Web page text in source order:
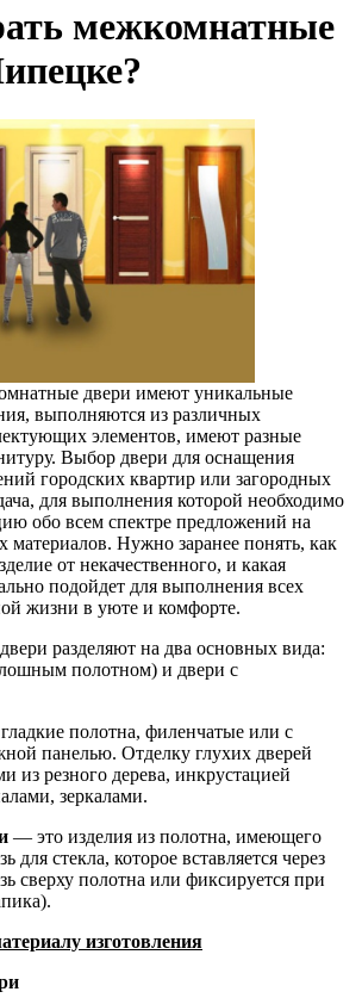
межкомнатные
двери имеют уникальные
выполняются из различных
элементов, имеют разные
Выбор двери для оснащения
городских квартир или загородных
для выполнения которой необходимо
обо всем спектре предложений на
материалов. Нужно заранее понять, как
от некачественного, и какая
подойдет для выполнения всех
жизни в уюте и комфорте.
разделяют на два основных вида:
полотном) и двери с
полотна, филенчатые или с
панелью. Отделку глухих дверей
из резного дерева, инкрустацией
зеркалами.
— это изделия из полотна, имеющего
для стекла, которое вставляется через
сверху полотна или фиксируется при
изготовления